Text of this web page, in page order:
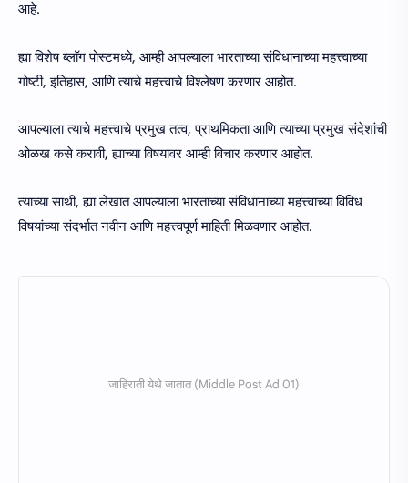
आहे.
ह्या विशेष ब्लॉग पोस्टमध्ये, आम्ही आपल्याला भारताच्या संविधानाच्या महत्त्वाच्या
गोष्टी, इतिहास, आणि त्याचे महत्त्वाचे विश्लेषण करणार आहोत.
आपल्याला त्याचे महत्त्वाचे प्रमुख तत्व, प्राथमिकता आणि त्याच्या प्रमुख संदेशांची
ओळख कसे करावी, ह्याच्या विषयावर आम्ही विचार करणार आहोत.
त्याच्या साथी, ह्या लेखात आपल्याला भारताच्या संविधानाच्या महत्त्वाच्या विविध
विषयांच्या संदर्भात नवीन आणि महत्त्वपूर्ण माहिती मिळवणार आहोत.